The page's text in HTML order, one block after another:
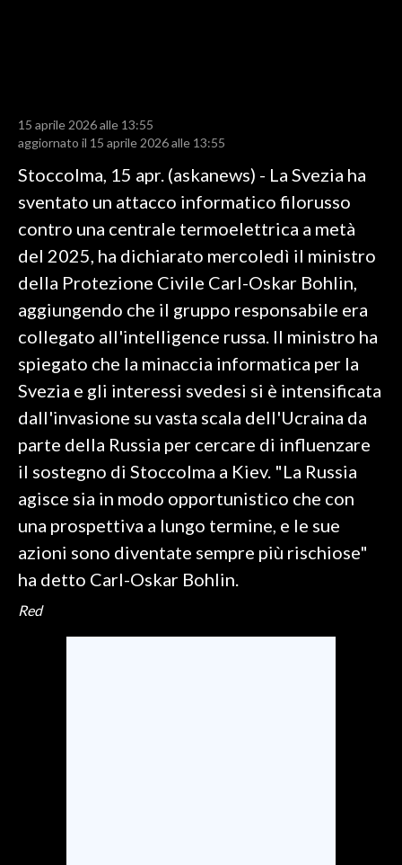
SPORT
RISULTATI E CLASSIFICHE
BASKET
VOLLEY
MOTORI
TENNIS
ALTRI SPORT
CULTURA
SPETTACOLI
SALUTE
SARDEGNA TURISMO
SARDI NEL MONDO
15 aprile 2026 alle 13:55
aggiornato il 15 aprile 2026 alle 13:55
Stoccolma, 15 apr. (askanews) - La Svezia ha
sventato un attacco informatico filorusso
contro una centrale termoelettrica a metà
del 2025, ha dichiarato mercoledì il ministro
della Protezione Civile Carl-Oskar Bohlin,
aggiungendo che il gruppo responsabile era
collegato all'intelligence russa. Il ministro ha
spiegato che la minaccia informatica per la
Svezia e gli interessi svedesi si è intensificata
dall'invasione su vasta scala dell'Ucraina da
parte della Russia per cercare di influenzare
il sostegno di Stoccolma a Kiev. "La Russia
agisce sia in modo opportunistico che con
una prospettiva a lungo termine, e le sue
azioni sono diventate sempre più rischiose"
ha detto Carl-Oskar Bohlin.
Red